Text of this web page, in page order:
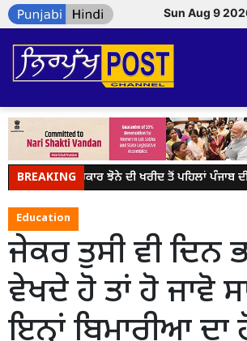
Sun Aug 9
BREAKING
ਕੇਂਦਰ ਸਰਕਾਰ ਝੋਨੇ ਦੀ ਖਰੀਦ ਤੋਂ ਪਹਿਲਾਂ ਪੰਜਾਬ
Education
ਜੇਕਰ ਤੁਸੀ ਵੀ ਦਿਨ
ਵੇਖਦੇ ਹੋ ਤਾਂ ਹੋ ਜਾਵੋ
ਇਨ੍ਹਾਂ ਬਿਮਾਰੀਆ